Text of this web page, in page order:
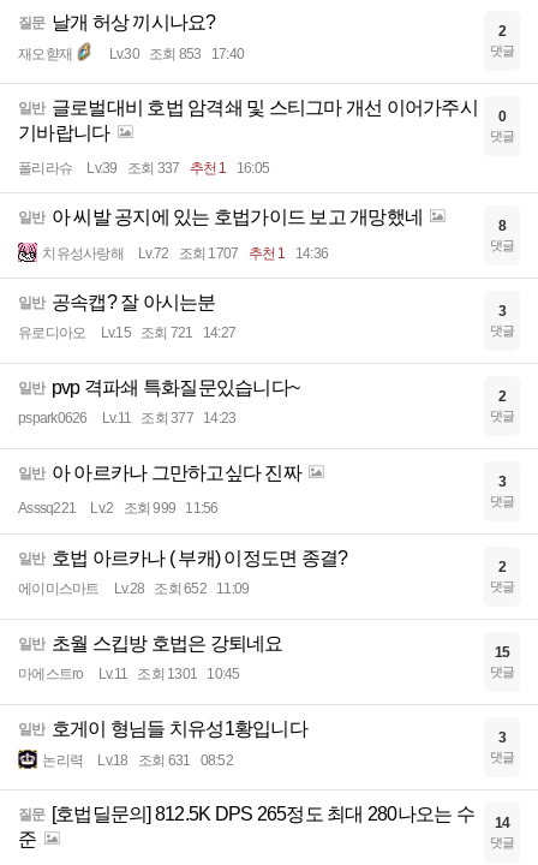
질문 날개 허상 끼시나요?
재오햗재 Lv.30 조회 853 17:40
2
댓글
일반 글로벌대비 호법 암격쇄 및 스티그마 개선 이어가주시
기바랍니다
폴리라슈 Lv.39 조회 337 추천 1 16:05
0
댓글
일반 아 씨발 공지에 있는 호법가이드 보고 개망했네
치유성사랑해 Lv.72 조회 1707 추천 1 14:36
8
댓글
일반 공속캡? 잘 아시는분
유로디아오 Lv.15 조회 721 14:27
3
댓글
일반 pvp 격파쇄 특화질문있습니다~
pspark0626 Lv.11 조회 377 14:23
2
댓글
일반 아 아르카나 그만하고싶다 진짜
Asssq221 Lv.2 조회 999 11:56
3
댓글
일반 호법 아르카나 ( 부캐) 이정도면 종결?
에이미스마트 Lv.28 조회 652 11:09
2
댓글
일반 초월 스킵방 호법은 강퇴네요
마에스트ro Lv.11 조회 1301 10:45
15
댓글
일반 호게이 형님들 치유성1황입니다
논리력 Lv.18 조회 631 08:52
3
댓글
질문 [호법딜문의] 812.5K DPS 265정도 최대 280나오는 수
준
14
댓글